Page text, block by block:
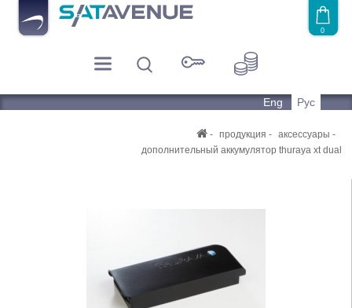
0
Eng Рус
продукция
аксессуары
дополнительный аккумулятор thuraya xt dual